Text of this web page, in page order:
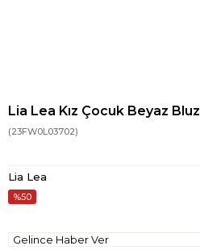
Lia Lea Kız Çocuk Beyaz Bluz
(23FW0L03702)
Lia Lea
50
Gelince Haber Ver